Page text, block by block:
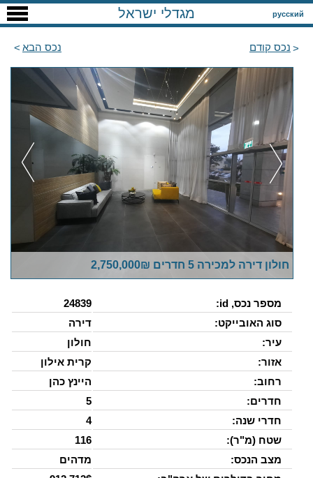
русский מגדלי ישראל
נכס קודם נכס הבא
חולון דירה למכירה 5 חדרים 2,750,000₪
מספר נכס, id:
24839
סוג האובייקט:
דירה
עיר:
חולון
אזור:
קרית אילון
רחוב:
היינץ כהן
חדרים:
5
חדרי שנה:
4
שטח (מ"ר):
116
מצב הנכס:
מדהים